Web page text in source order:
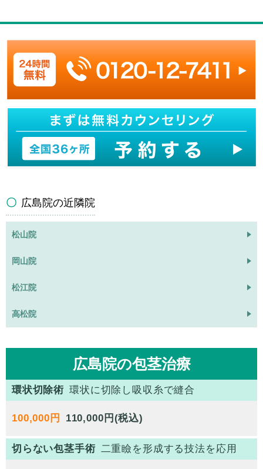
広島院の近隣院
松山院
岡山院
松江院
高松院
広島院の包茎治療
環状切除術 環状に切除し吸収糸で縫合
100,000円 110,000円(税込)
切らない包茎手術 二重瞼を形成する技法を応用